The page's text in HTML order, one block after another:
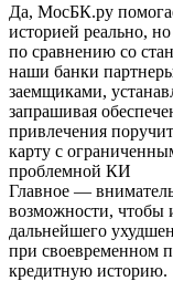
Да, МосБК.ру
историей реально,
по сравнению со
наши банки
заемщиками,
запрашивая
привлечения
карту с
проблемной КИ
Главное —
возможности, чтобы
дальнейшего
при своевременном
кредитную историю.